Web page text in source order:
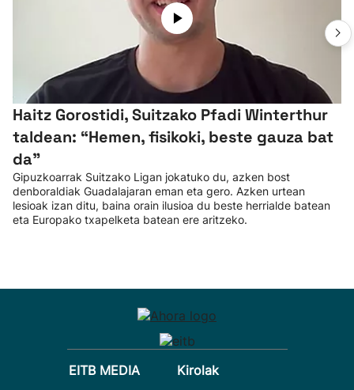
Haitz Gorostidi, Suitzako Pfadi Winterthur
taldean: “Hemen, fisikoki, beste gauza bat
da”
Gipuzkoarrak Suitzako Ligan jokatuko du, azken bost
denboraldiak Guadalajaran eman eta gero. Azken urtean
lesioak izan ditu, baina orain ilusioa du beste herrialde batean
eta Europako txapelketa batean ere aritzeko.
EITB MEDIA
Kirolak